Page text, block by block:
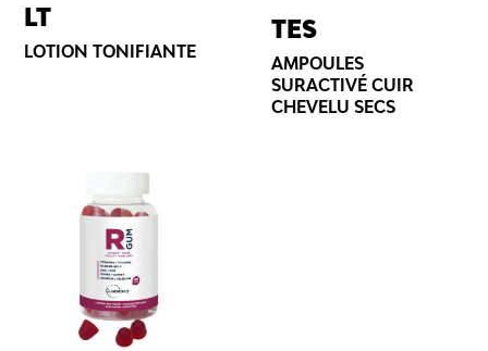
LT
LOTION TONIFIANTE
TES
AMPOULES
SURACTIVÉ CUIR
CHEVELU SECS